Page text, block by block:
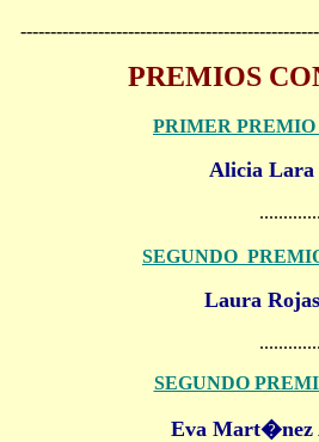
PREMIOS
PRIMER
Alicia Lara
SEGUNDO
Laura
SEGUNDO
Eva Mart�nez